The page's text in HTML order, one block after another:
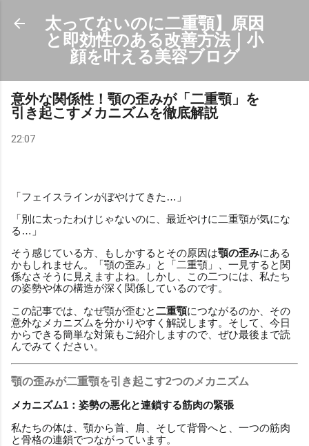
スキップしてメイン コンテンツに移動
太ってないのに二重顎】原因
と即効性のある改善方法｜小
顔を叶える美容ブログ
意外な関係性！顎の歪みが「二重顎」を
引き起こすメカニズムを徹底解説
22:07
「フェイスラインがぼやけてきた…」
「別に太ったわけじゃないのに、最近やけに二重顎が気にな
る…」
そう感じている方、もしかするとその原因は顎の歪みにある
かもしれません。「顎の歪み」と「二重顎」、一見すると関
係なさそうに見えますよね。しかし、この二つには、私たち
の姿勢や体の構造が深く関係しているのです。
この記事では、なぜ顎が歪むと二重顎につながるのか、その
意外なメカニズムを分かりやすく解説します。そして、今日
からできる簡単な対策もご紹介しますので、ぜひ最後まで読
んでみてください。
顎の歪みが二重顎を引き起こす2つのメカニズム
メカニズム1：姿勢の悪化と連鎖する筋肉の緊張
私たちの体は、顎から首、肩、そして背骨へと、一つの筋肉
と骨格の連鎖でつながっています。